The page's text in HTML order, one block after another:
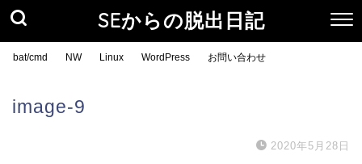
SEからの脱出日記
bat/cmd NW Linux WordPress お問い合わせ
image-9
2020年5月28日